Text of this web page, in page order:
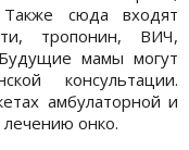
Также сюда входят
тропонин, ВИЧ,
мамы могут
консультации.
амбулаторной и
онко.